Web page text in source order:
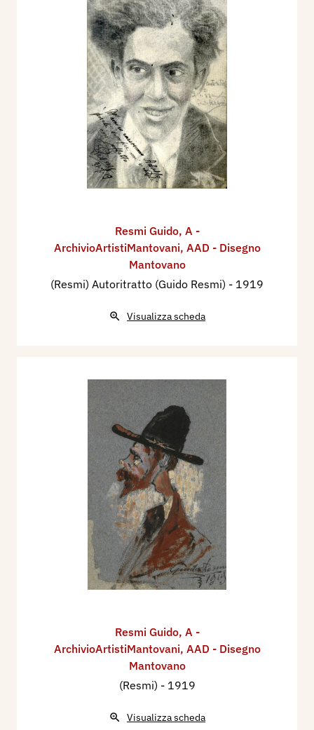
Resmi Guido, A -
ArchivioArtistiMantovani, AAD - Disegno
Mantovano
(Resmi) Autoritratto (Guido Resmi) - 1919
Visualizza scheda
Resmi Guido, A -
ArchivioArtistiMantovani, AAD - Disegno
Mantovano
(Resmi) - 1919
Visualizza scheda